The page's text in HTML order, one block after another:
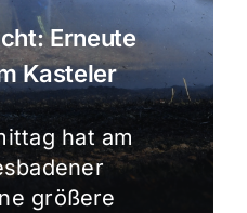
Erneute
Kasteler
hat am
größere